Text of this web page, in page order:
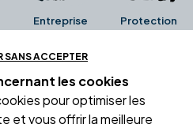
Entreprise Protection
de la fiche Google
Ils n'ont ni été collectés ni
par Alexia.fr.
SANS ACCEPTER
les cookies
pour optimiser les
et vous offrir la meilleure